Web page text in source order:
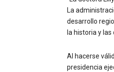
La
desarrollo
la historia y las
Al hacerse
presidencia